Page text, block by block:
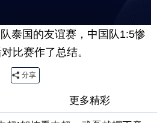
泰国的友谊赛，中国队1:5惨
比赛作了总结。
分享
更多精彩